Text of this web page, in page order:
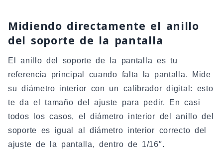
Midiendo directamente el anillo
del soporte de la pantalla
El anillo del soporte de la pantalla es tu
referencia principal cuando falta la pantalla. Mide
su diámetro interior con un calibrador digital: esto
te da el tamaño del ajuste para pedir. En casi
todos los casos, el diámetro interior del anillo del
soporte es igual al diámetro interior correcto del
ajuste de la pantalla, dentro de 1/16″.